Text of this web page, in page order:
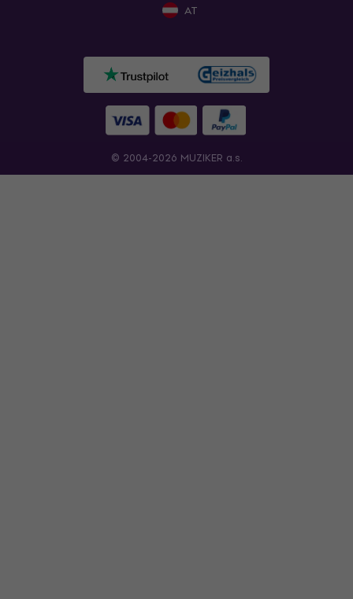
AT
© 2004-2026 MUZIKER a.s.